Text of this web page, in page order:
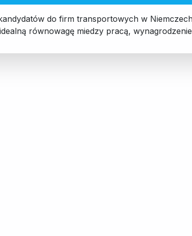
do firm transportowych w
równowagę miedzy pracą,